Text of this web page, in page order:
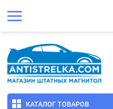
КАТАЛОГ ТОВАРОВ